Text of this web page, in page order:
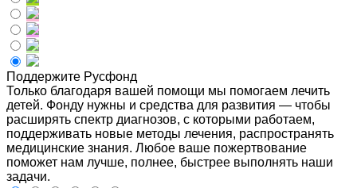
Поддержите Русфонд
Только благодаря вашей помощи мы помогаем лечить
детей. Фонду нужны и средства для развития — чтобы
расширять спектр диагнозов, с которыми работаем,
поддерживать новые методы лечения, распространять
медицинские знания. Любое ваше пожертвование
поможет нам лучше, полнее, быстрее выполнять наши
задачи.